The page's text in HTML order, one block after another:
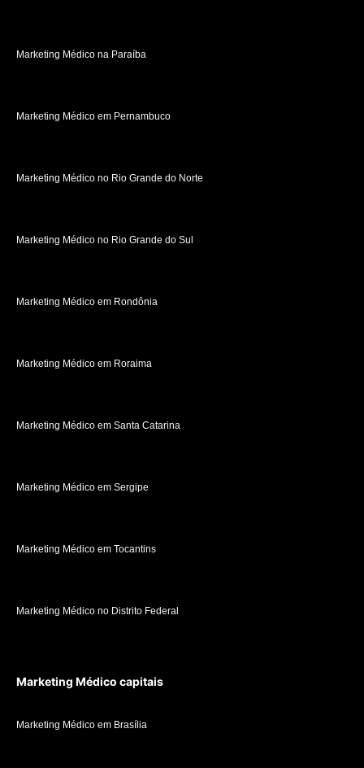
Marketing Médico na Paraíba
Marketing Médico em Pernambuco
Marketing Médico no Rio Grande do Norte
Marketing Médico no Rio Grande do Sul
Marketing Médico em Rondônia
Marketing Médico em Roraima
Marketing Médico em Santa Catarina
Marketing Médico em Sergipe
Marketing Médico em Tocantins
Marketing Médico no Distrito Federal
Marketing Médico capitais
Marketing Médico em Brasília